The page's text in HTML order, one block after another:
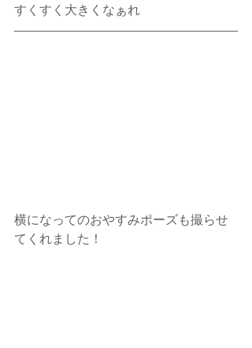
すくすく大きくなぁれ
横になってのおやすみポーズも撮らせ
てくれました！